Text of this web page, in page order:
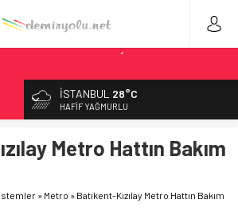
Mor Hat’ta Tel Testleri Başladı
Dolarlık Proje Trafik Çilesini Bitiriyor
1 Milyar Real’lik PTC Anlaşmasını 2031’e
Programı 72,4 Milyon Dolarlık Alt Geçidi
21 CITYLINK Hafif Raylı Aracı Tedarik
İSTANBUL 28°C
HAFIF YAĞMURLU
Metro Hattın Bakım
» Metro » Batıkent-Kızılay Metro Hattın Bakım